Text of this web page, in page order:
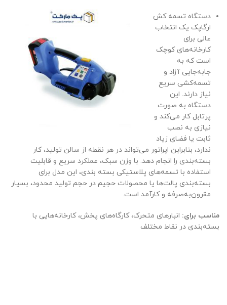
دستگاه تسمه کش
ارگاپک یک انتخاب
عالی برای
کارخانه‌های کوچک
است که به
جابه‌جایی آزاد و
تسمه‌کشی سریع
نیاز دارند. این
دستگاه به صورت
پرتابل کار می‌کند و
نیازی به نصب
ثابت یا فضای زیاد
ندارد، بنابراین اپراتور می‌تواند در هر نقطه از سالن تولید، کار
بسته‌بندی را انجام دهد. با وزن سبک، عملکرد سریع و قابلیت
استفاده با تسمه‌های پلاستیکی بسته بندی، این مدل برای
بسته‌بندی پالت‌ها یا محصولات حجیم در حجم تولید محدود، بسیار
مقرون‌به‌صرفه و کارآمد است.
مناسب برای: انبارهای متحرک، کارگاه‌های پخش، کارخانه‌هایی با
بسته‌بندی در نقاط مختلف